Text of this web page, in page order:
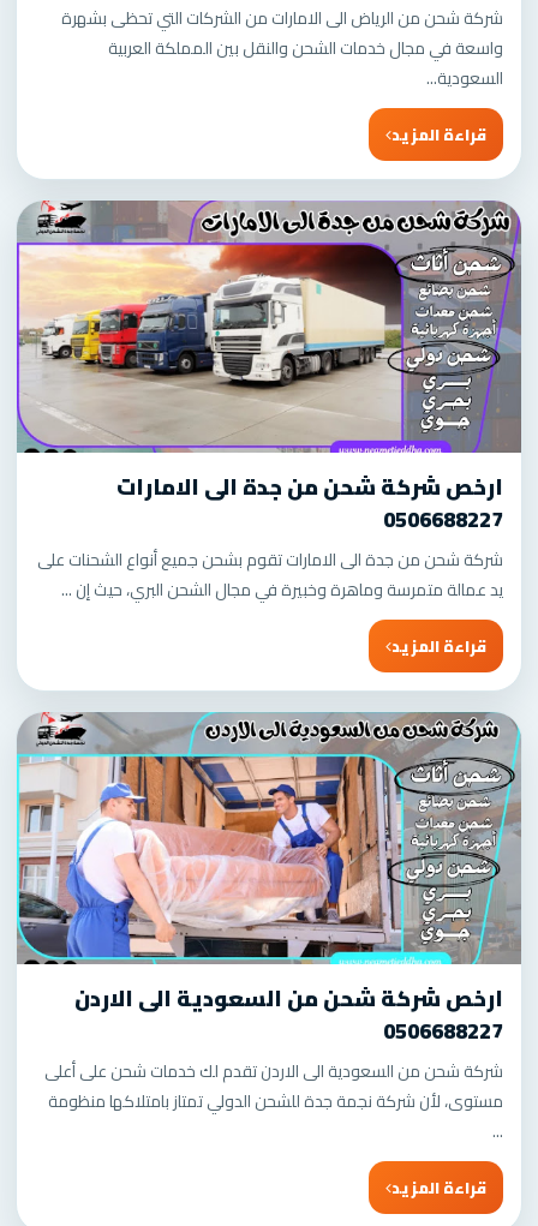
شركة شحن من الرياض الى الامارات من الشركات التي تحظى بشهرة
واسعة في مجال خدمات الشحن والنقل بين المملكة العربية
السعودية...
قراءة المزيد
ارخص شركة شحن من جدة الى الامارات
0506688227
شركة شحن من جدة الى الامارات تقوم بشحن جميع أنواع الشحنات على
يد عمالة متمرسة وماهرة وخبيرة في مجال الشحن البري، حيث إن ...
قراءة المزيد
ارخص شركة شحن من السعودية الى الاردن
0506688227
شركة شحن من السعودية الى الاردن تقدم لك خدمات شحن على أعلى
مستوى، لأن شركة نجمة جدة للشحن الدولي تمتاز بامتلاكها منظومة
...
قراءة المزيد